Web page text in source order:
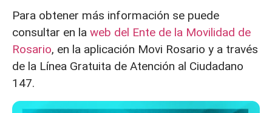
Para obtener más información se puede
consultar en la web del Ente de la Movilidad de
Rosario, en la aplicación Movi Rosario y a través
de la Línea Gratuita de Atención al Ciudadano
147.